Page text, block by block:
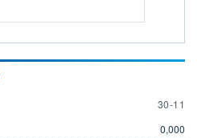
30
30-11
0,000